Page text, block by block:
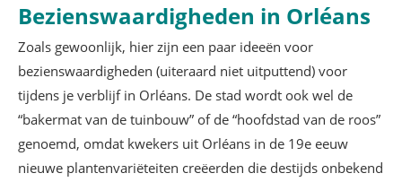
Bezienswaardigheden in Orléans
Zoals gewoonlijk, hier zijn een paar ideeën voor
bezienswaardigheden (uiteraard niet uitputtend) voor
tijdens je verblijf in Orléans. De stad wordt ook wel de
“bakermat van de tuinbouw” of de “hoofdstad van de roos”
genoemd, omdat kwekers uit Orléans in de 19e eeuw
nieuwe plantenvariëteiten creëerden die destijds onbekend